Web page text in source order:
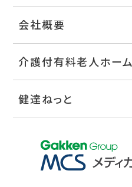
会社概要
介護付有料老人ホーム
健達ねっと